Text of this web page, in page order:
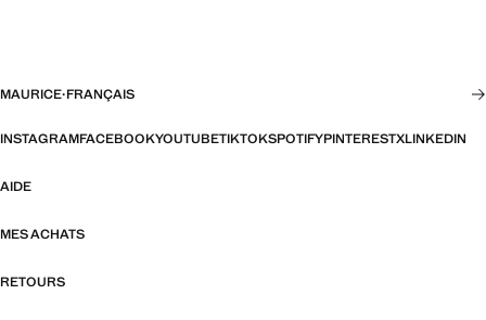
MAURICE·FRANÇAIS
INSTAGRAMFACEBOOKYOUTUBETIKTOKSPOTIFYPINTERESTXLINKEDIN
AIDE
MES ACHATS
RETOURS